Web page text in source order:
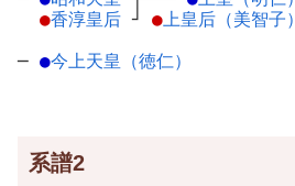
●香淳皇后 ┘
●上皇后（美智子）
─ ●今上天皇（徳仁）
系譜2